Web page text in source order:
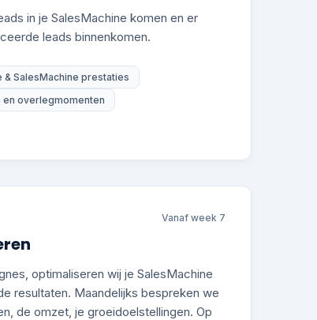
in je SalesMachine komen en er
leads binnenkomen.
SalesMachine prestaties
overlegmomenten
Vanaf week 7
optimaliseren wij je SalesMachine
resultaten. Maandelijks bespreken we
de omzet, je groeidoelstellingen. Op